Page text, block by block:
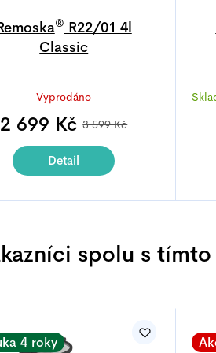
®R22/01 4l
Classic
hodnocení
produktu
5,0
z
5
Vyprodáno
2 699 Kč 3 599 Kč
Detail
spolu s
4 roky